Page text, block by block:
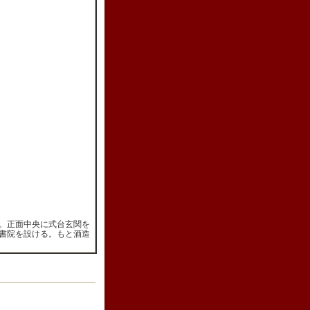
正面中央に式台玄関を
院を設ける。もと酒造